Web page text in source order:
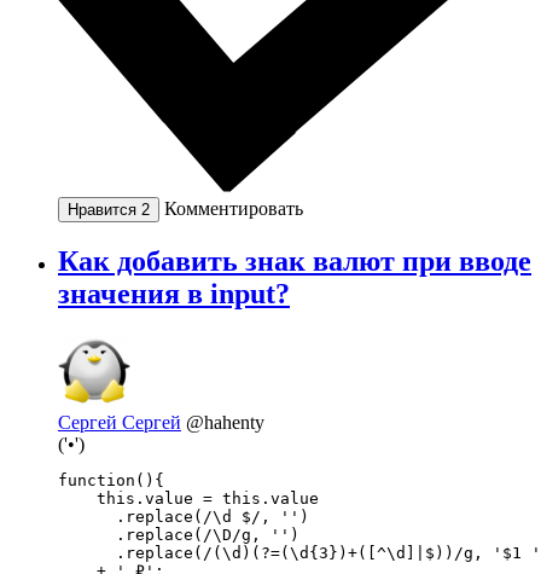
Нравится 2 Комментировать
Как добавить знак валют при вводе
значения в input?
Сергей Сергей @hahenty
('•')
function(){
    this.value = this.value
      .replace(/\d $/, '')
      .replace(/\D/g, '')
.replace(/(\d)(?=(\d{3})+([^\d]|$))/g, '$1